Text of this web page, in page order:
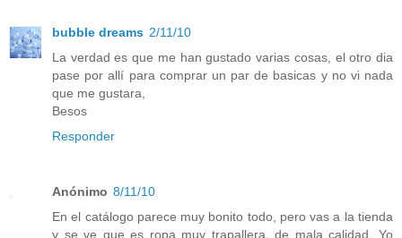
bubble dreams 2/11/10
La verdad es que me han gustado varias cosas, el otro dia
pase por allí para comprar un par de basicas y no vi nada
que me gustara,
Besos
Responder
Anónimo 8/11/10
En el catálogo parece muy bonito todo, pero vas a la tienda
y se ve que es ropa muy trapallera, de mala calidad. Yo